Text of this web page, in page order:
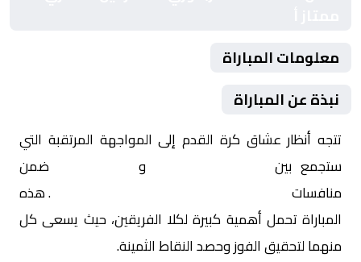
معلومات المباراة
نبذة عن المباراة
تتجه أنظار عشاق كرة القدم إلى المواجهة المرتقبة التي
ستجمع بين
وراية الرياضي
ضمن
منافسات
. هذه
المباراة تحمل أهمية كبيرة لكلا الفريقين، حيث يسعى كل
منهما لتحقيق الفوز وحصد النقاط الثمينة.